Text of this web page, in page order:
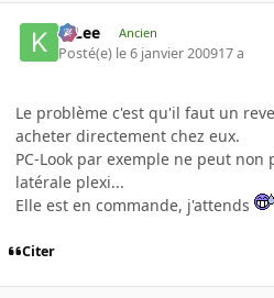
K-Lee Ancien
Posté(e) le 6 janvier 200917 a
Le problème c'est qu'il faut un
acheter directement chez eux.
PC-Look par exemple ne peut
latérale plexi...
Elle est en commande, j'attends
Citer